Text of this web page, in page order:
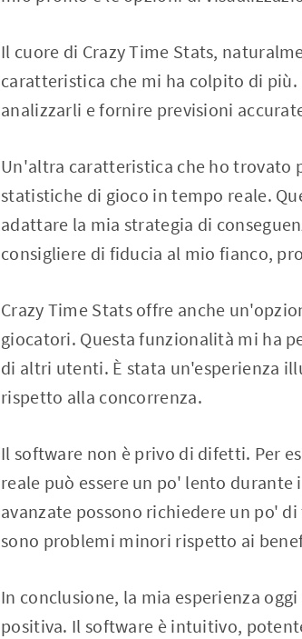
Il cuore di Crazy Time Stats,
caratteristica che mi ha colpito di
analizzarli e fornire previsioni
Un'altra caratteristica che ho
statistiche di gioco in tempo reale.
adattare la mia strategia di
consigliere di fiducia al mio fianco,
Crazy Time Stats offre anche
giocatori. Questa funzionalità mi ha
di altri utenti. È stata un'esperienza
rispetto alla concorrenza.
Il software non è privo di difetti. Per
reale può essere un po' lento
avanzate possono richiedere un po'
sono problemi minori rispetto ai
In conclusione, la mia esperienza
positiva. Il software è intuitivo,